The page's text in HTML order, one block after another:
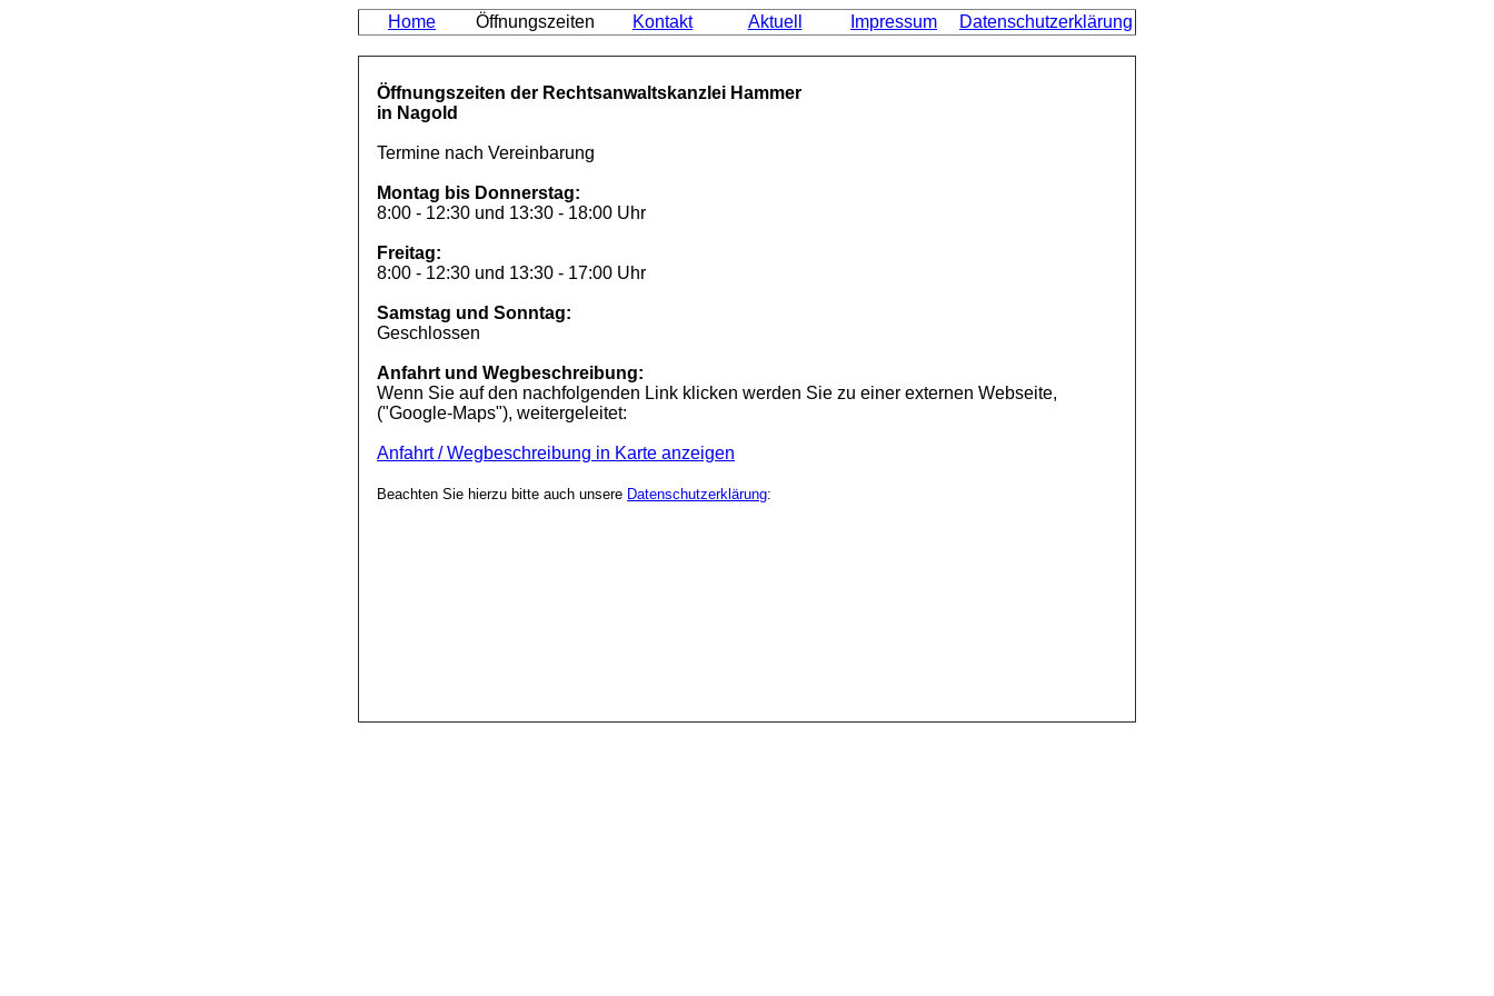
Home Öffnungszeiten Kontakt Aktuell Impressum Datenschutzerklärung
Öffnungszeiten der Rechtsanwaltskanzlei Hammer
in Nagold
Termine nach Vereinbarung
Montag bis Donnerstag:
8:00 - 12:30 und 13:30 - 18:00 Uhr
Freitag:
8:00 - 12:30 und 13:30 - 17:00 Uhr
Samstag und Sonntag:
Geschlossen
Anfahrt und Wegbeschreibung:
Wenn Sie auf den nachfolgenden Link klicken werden Sie zu einer externen Webseite,
("Google-Maps"), weitergeleitet:
Anfahrt / Wegbeschreibung in Karte anzeigen
Beachten Sie hierzu bitte auch unsere Datenschutzerklärung: